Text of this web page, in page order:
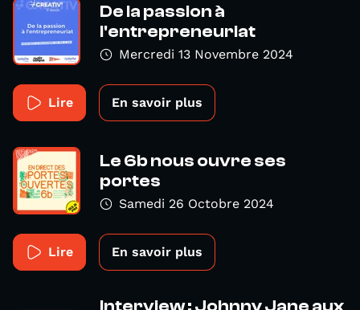
De la passion à
l'entrepreneuriat
Mercredi 13 Novembre 2024
Lire En savoir plus
Le 6b nous ouvre ses
portes
Samedi 26 Octobre 2024
Lire En savoir plus
Interview : Johnny Jane aux